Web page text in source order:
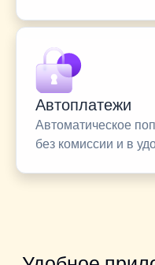
Автоплатежи
Автоматическое
без комиссии и в